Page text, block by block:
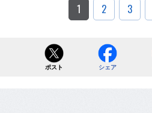
1 2 3
ポスト シェア